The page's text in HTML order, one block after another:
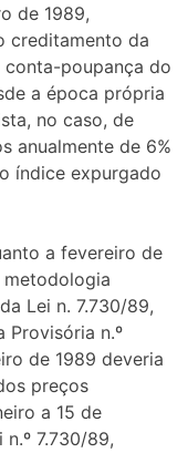
de 1989,
creditamento da
conta-poupança do
a época própria
no caso, de
anualmente de 6%
índice expurgado
a fevereiro de
metodologia
Lei n. 7.730/89,
Provisória n.º
de 1989 deveria
preços
a 15 de
7.730/89,